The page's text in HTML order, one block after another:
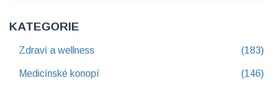
KATEGORIE
Zdraví a wellness (183)
Medicínské konopí (146)